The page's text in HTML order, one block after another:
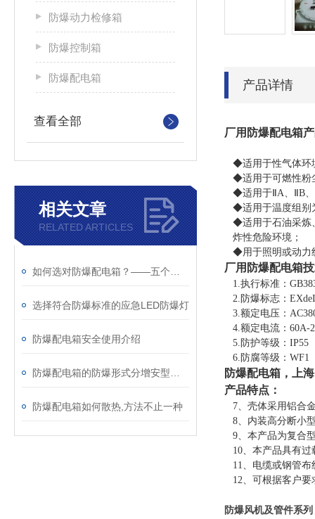
防爆动力检修箱
防爆控制箱
防爆配电箱
查看全部
相关文章
RELATED ARTICLES
选择符合防爆标准的应急LED防爆灯
防爆配电箱安全使用介绍
防爆配电箱如何散热,方法不止一种
产品详情
厂用防爆配电箱
◆适用于性气体环
◆适用于可燃性粉
◆适用于ⅡA、ⅡB、
◆适用于温度组别
◆适用于石油采炼
炸性危险环境；
◆用于照明或动力
厂用防爆配电箱
1.执行标准：
2.防爆标志：
3.额定电压：
4.额定电流：60A-
5.防护等级：IP55
6.防腐等级：WF1
防爆配电箱，上
产品特点：
7、壳体采用铝合
8、内装高分断小
9、本产品为复合
10、本产品具有过
11、电缆或钢管布
12、可根据客户要
防爆风机及管件系列